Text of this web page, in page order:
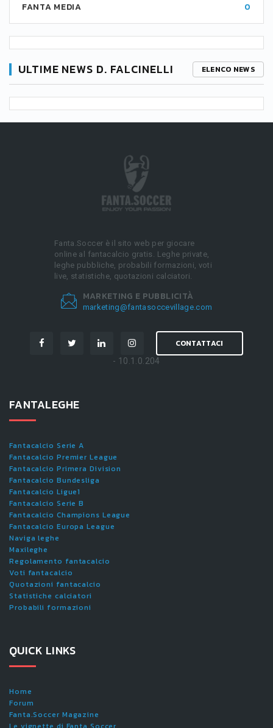
FANTA MEDIA 0
ULTIME NEWS D. FALCINELLI ELENCO NEWS
Fanta.Soccer è il sito web per giocare
online al fantacalcio gratis. Leghe private,
leghe pubbliche, probabili formazioni, voti
live, statistiche, quotazioni calciatori.
MARKETING E PUBBLICITÀ
marketing@fantasoccevillage.com
CONTATTACI
- 10.1.0.204
FANTALEGHE
Fantacalcio Serie A
Fantacalcio Premier League
Fantacalcio Primera Division
Fantacalcio Bundesliga
Fantacalcio Ligue1
Fantacalcio Serie B
Fantacalcio Champions League
Fantacalcio Europa League
Naviga leghe
Maxileghe
Regolamento fantacalcio
Voti fantacalcio
Quotazioni fantacalcio
Statistiche calciatori
Probabili formazioni
QUICK LINKS
Home
Forum
Fanta.Soccer Magazine